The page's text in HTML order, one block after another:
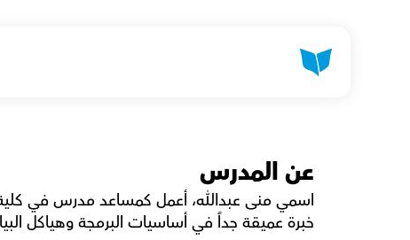
عن المدرس
خبرة عميقة جداً في أساسيات البرمجة وهياكل